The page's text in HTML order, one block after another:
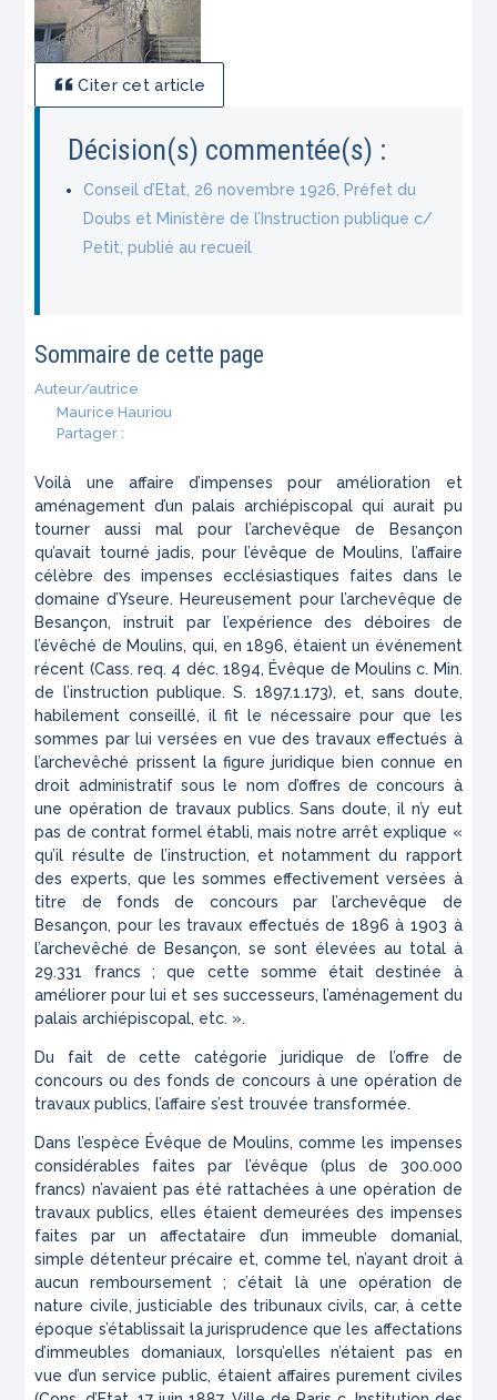
Citer cet article
Décision(s) commentée(s) :
Conseil d’Etat, 26 novembre 1926, Préfet du
Doubs et Ministère de l’Instruction publique c/
Petit, publié au recueil
Sommaire de cette page
Auteur/autrice
Maurice Hauriou
Partager :
Voilà une affaire d’impenses pour amélioration et
aménagement d’un palais archiépiscopal qui aurait pu
tourner aussi mal pour l’archevêque de Besançon
qu’avait tourné jadis, pour l’évêque de Moulins, l’affaire
célèbre des impenses ecclésiastiques faites dans le
domaine d’Yseure. Heureusement pour l’archevêque de
Besançon, instruit par l’expérience des déboires de
l’évêché de Moulins, qui, en 1896, étaient un événement
récent (Cass. req. 4 déc. 1894, Évêque de Moulins c. Min.
de l’instruction publique.S. 1897.1.173), et, sans doute,
habilement conseillé, il fit le nécessaire pour que les
sommes par lui versées en vue des travaux effectués à
l’archevêché prissent la figure juridique bien connue en
droit administratif sous le nom d’offres de concours à
une opération de travaux publics.Sans doute, il n’y eut
pas de contrat formel établi, mais notre arrêt explique «
qu’il résulte de l’instruction, et notamment du rapport
des experts, que les sommes effectivement versées à
titre de fonds de concours par l’archevêque de
Besançon, pour les travaux effectués de 1896 à 1903 à
l’archevêché de Besançon, se sont élevées au total à
29.331 francs ; que cette somme était destinée à
améliorer pour lui et ses successeurs, l’aménagement du
palais archiépiscopal, etc. ».
Du fait de cette catégorie juridique de
l’offre de
concoursou des fonds de concours à une opération de
travaux publics, l’affaire s’est trouvée transformée.
Dans l’espèce Évêque de Moulins,comme les impenses
considérables faites par l’évêque (plus de 300.000
francs) n’avaient pas été rattachées à une opération de
travaux publics, elles étaient demeurées des impenses
faites par un affectataire d’un immeuble domanial,
simple détenteur précaire et, comme tel, n’ayant droit à
aucun remboursement ; c’était là une opération de
nature civile, justiciable des tribunaux civils, car, à cette
époque s’établissait la jurisprudence que les affectations
d’immeubles domaniaux, lorsqu’elles n’étaient pas en
vue d’un service public, étaient affaires purement civiles